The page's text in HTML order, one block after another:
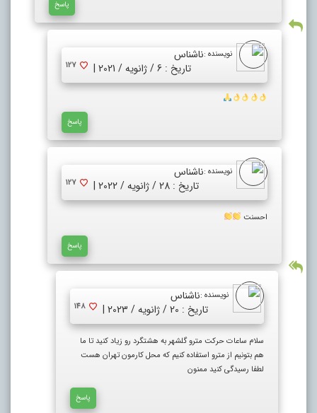
پاسخ
نویسنده :ناشناس
تاریخ : 6 / ژانویه / 2021 |
127
پاسخ
نویسنده :ناشناس
تاریخ : 28 / ژانویه / 2022 |
127
احسنت
پاسخ
نویسنده :ناشناس
تاریخ : 20 / ژانویه / 2023 |
148
سلام ساعات حرکت مترو گلشهر به هشتگرد رو زیاد کنید تا ما
هم بتونیم از مترو استفاده کنیم که محل کارمون تهران هست
لطفا رسیدگی کنید ممنون
پاسخ